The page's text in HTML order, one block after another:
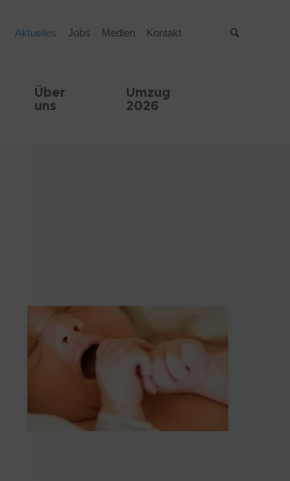
Aktuelles Jobs Medien Kontakt
Über
uns
Umzug
2026